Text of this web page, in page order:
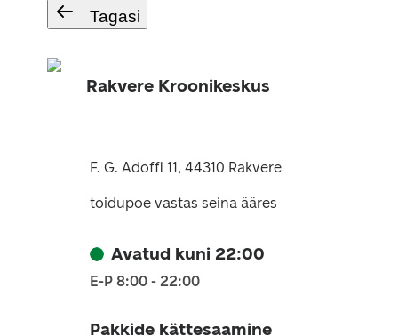
Tagasi
Rakvere Kroonikeskus
F. G. Adoffi 11, 44310 Rakvere
toidupoe vastas seina ääres
Avatud kuni 22:00
E-P 8:00 - 22:00
Pakkide kättesaamine